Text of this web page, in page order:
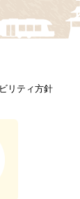
リティ方針